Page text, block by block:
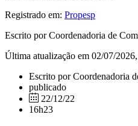
Registrado em: Propesp
Escrito por Coordenadoria de
Última atualização em 02/07/
Escrito por Coordenadoria
publicado
22/12/22
16h23